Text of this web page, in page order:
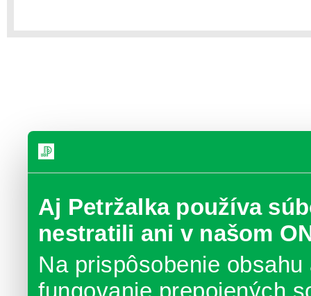
Aj Petržalka používa
nestratili ani v našom
Na prispôsobenie